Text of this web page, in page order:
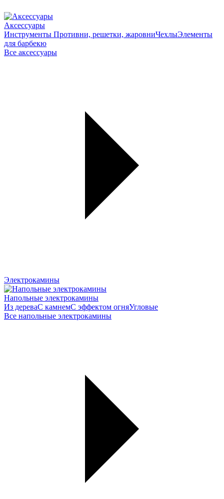
Аксессуары
Инструменты Противни, решетки, жаровниЧехлыЭлементы
для барбекю
Все аксессуары
Электрокамины
Напольные электрокамины
Из дереваС камнемС эффектом огняУгловые
Все напольные электрокамины